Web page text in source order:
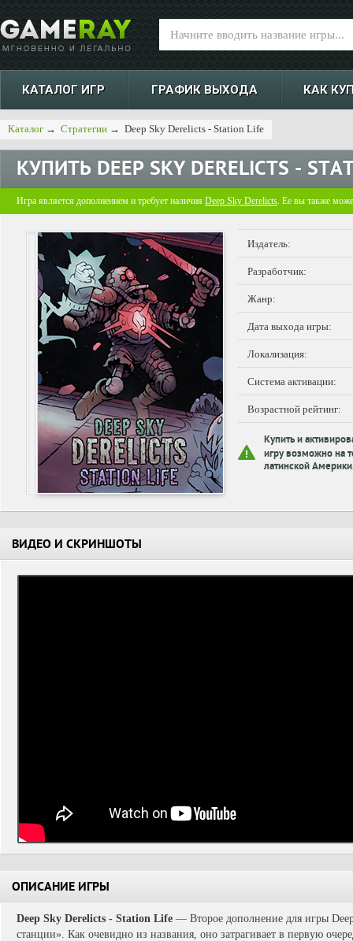
КАТАЛОГ ИГР ГРАФИК ВЫХОДА КАК
Каталог → Стратегии → Deep Sky Derelicts - Station Life
КУПИТЬ DEEP SKY DERELICTS -
Игра является дополнением и требует наличия Deep Sky Derelicts. Ее вы также
Издатель:
Разработчик:
Жанр:
Дата выхода игры:
Локализация:
Система активации:
Возрастной рейтинг:
Купить и
игру возможно на
латинской
ВИДЕО И СКРИНШОТЫ
ОПИСАНИЕ ИГРЫ
Deep Sky Derelicts - Station Life — Второе дополнение для игры
станции». Как очевидно из названия, оно затрагивает в первую